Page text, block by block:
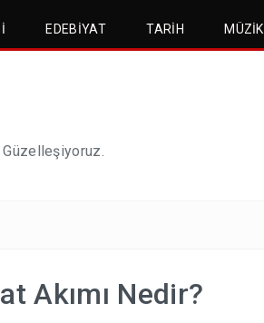
EDEBIYAT TARIH MÜZIK
Güzelleşiyoruz.
Akımı Nedir?